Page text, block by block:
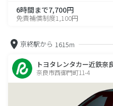
6時間まで7,700円
免責補償制度1,100円
京終駅から 1615m
トヨタレンタカー近鉄奈
奈良市西御門町11-4